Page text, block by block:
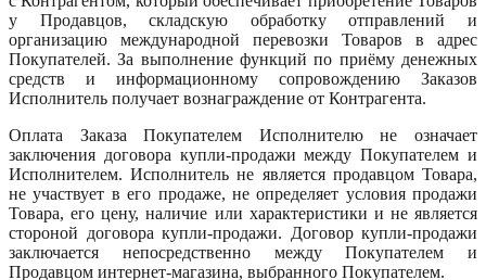
у Продавцов, складскую обработку отправлений и
организацию международной перевозки Товаров в адрес
Покупателей. За выполнение функций по приёму денежных
средств и информационному сопровождению Заказов
Исполнитель получает вознаграждение от Контрагента.
Оплата Заказа Покупателем Исполнителю не означает
заключения договора купли-продажи между Покупателем и
Исполнителем. Исполнитель не является продавцом Товара,
не участвует в его продаже, не определяет условия продажи
Товара, его цену, наличие или характеристики и не является
стороной договора купли-продажи. Договор купли-продажи
заключается непосредственно между Покупателем и
Продавцом интернет-магазина, выбранного Покупателем.